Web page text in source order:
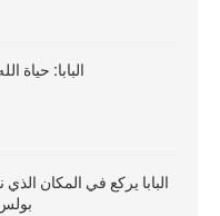
البابا: حياة
البابا يركع في المكان الذي